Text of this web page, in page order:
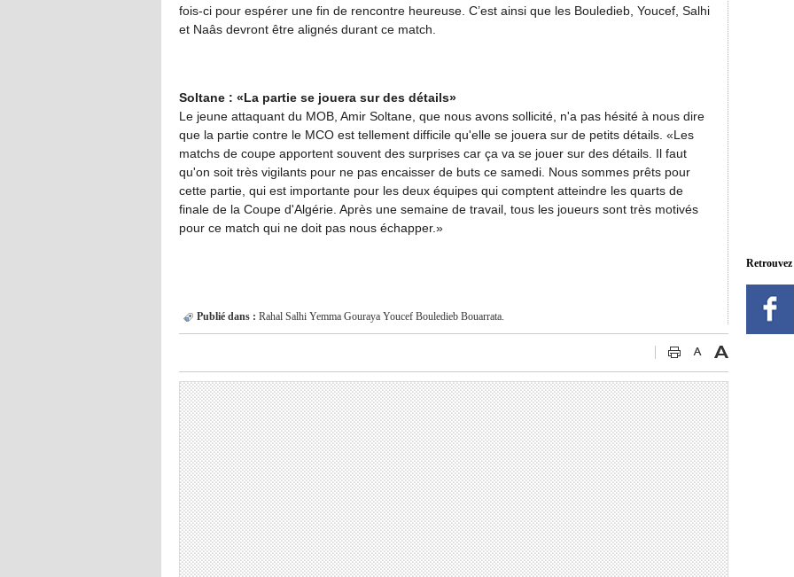
fois-ci pour espérer une fin de rencontre heureuse. C’est ainsi que les Bouledieb, Youcef, Salhi
et Naâs devront être alignés durant ce match.
Soltane : «La partie se jouera sur des détails»
Le jeune attaquant du MOB, Amir Soltane, que nous avons sollicité, n'a pas hésité à nous dire
que la partie contre le MCO est tellement difficile qu'elle se jouera sur de petits détails. «Les
matchs de coupe apportent souvent des surprises car ça va se jouer sur des détails. Il faut
qu'on soit très vigilants pour ne pas encaisser de buts ce samedi. Nous sommes prêts pour
cette partie, qui est importante pour les deux équipes qui comptent atteindre les quarts de
finale de la Coupe d'Algérie. Après une semaine de travail, tous les joueurs sont très motivés
pour ce match qui ne doit pas nous échapper.»
Publié dans : Rahal Salhi Yemma Gouraya Youcef Bouledieb Bouarrata.